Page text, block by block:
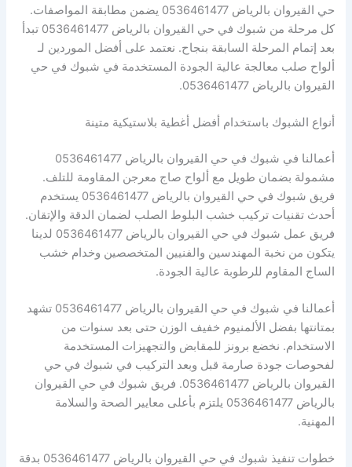
حي القيروان بالرياض 0536461477 يضمن مطابقة المواصفات.
كل مرحلة من شبوك في حي القيروان بالرياض 0536461477 تبدأ
بعد إتمام المرحلة السابقة بنجاح. نعتمد على أفضل الموردين لـ
ألواح صلب معالجة عالية الجودة المستخدمة في شبوك في حي
القيروان بالرياض 0536461477.
أنواع الشبوك باستخدام أفضل أغطية بلاستيكية متينة
أعمالنا في شبوك في حي القيروان بالرياض 0536461477
مشمولة بضمان طويل مع ألواح صاج معرجن المقاومة للتلف.
فريق شبوك في حي القيروان بالرياض 0536461477 يستخدم
أحدث تقنيات تركيب خشب البلوط الصلب لضمان الدقة والإتقان.
فريق عمل شبوك في حي القيروان بالرياض 0536461477 لدينا
يتكون من نخبة المهندسين والفنيين المتخصصين وخدام خشب
الساج المقاوم للرطوبة عالية الجودة.
أعمالنا في شبوك في حي القيروان بالرياض 0536461477 تشهد
بمتانتها بفضل الألمنيوم خفيف الوزن حتى بعد سنوات من
الاستخدام. نخضع برونز للمقابض والتجهيزات المستخدمة
لفحوصات جودة صارمة قبل وبعد التركيب في شبوك في حي
القيروان بالرياض 0536461477. فريق شبوك في حي القيروان
بالرياض 0536461477 يلتزم بأعلى معايير الصحة والسلامة
المهنية.
خطوات تنفيذ شبوك في حي القيروان بالرياض 0536461477 بدقة